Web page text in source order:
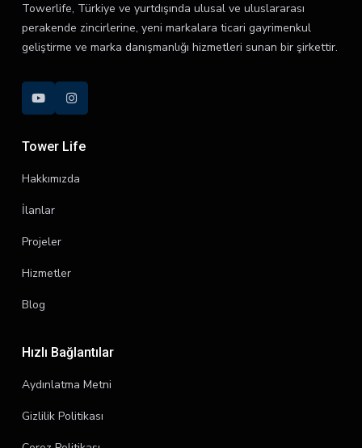
Towerlife, Türkiye ve yurtdışında ulusal ve uluslararası
perakende zincirlerine, yeni markalara ticari gayrimenkul
geliştirme ve marka danışmanlığı hizmetleri sunan bir şirkettir.
Tower Life
Hakkımızda
İlanlar
Projeler
Hizmetler
Blog
Hızlı Bağlantılar
Aydınlatma Metni
Gizlilik Politikası